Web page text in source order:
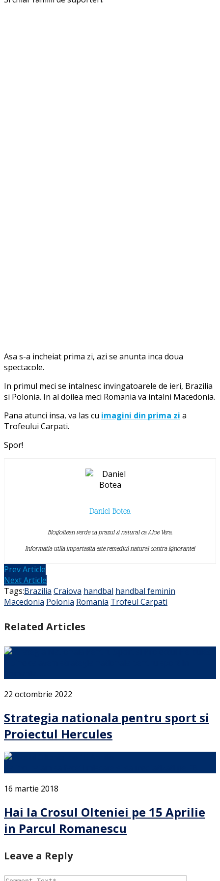
Asa s-a incheiat prima zi, azi se anunta inca doua
spectacole.
In primul meci se intalnesc invingatoarele de ieri, Brazilia
si Polonia. In al doilea meci Romania va intalni Macedonia.
Pana atunci insa, va las cu imagini din prima zi a
Trofeului Carpati.
Spor!
Daniel Botea
Blogoltean verde ca prazul si natural ca Aloe Vera.
Informatia utila impartasita este remediul natural contra ignorantei
Prev Article
Next Article
Tags:Brazilia Craiova handbal handbal feminin
Macedonia Polonia Romania Trofeul Carpati
Related Articles
22 octombrie 2022
Strategia nationala pentru sport si
Proiectul Hercules
16 martie 2018
Hai la Crosul Olteniei pe 15 Aprilie
in Parcul Romanescu
Leave a Reply